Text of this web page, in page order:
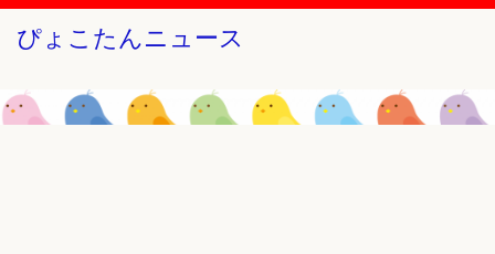
ぴょこたんニュース